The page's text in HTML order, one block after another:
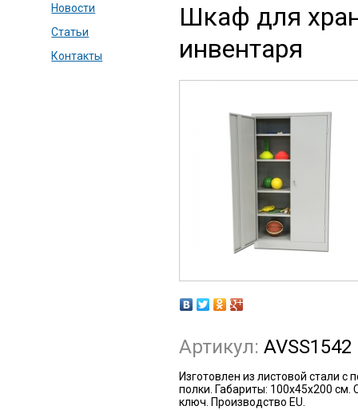
Новости
Статьи
Контакты
Шкаф для
инвентаря
Артикул: AVSS1542
Изготовлен из листовой стали с
полки. Габариты: 100х45х200
ключ. Производство EU.